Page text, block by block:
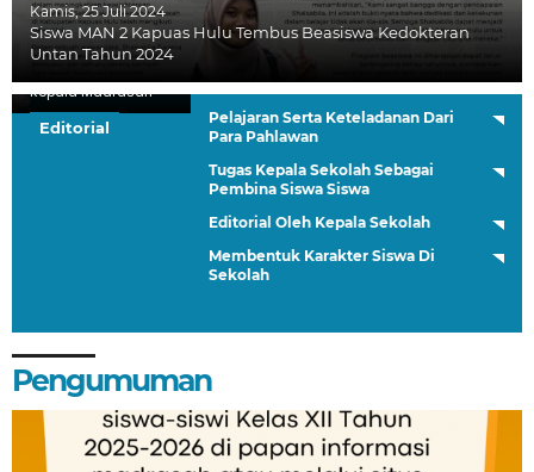
Kamis, 25 Juli 2024
Siswa MAN 2 Kapuas Hulu Tembus Beasiswa Kedokteran
Untan Tahun 2024
Editorial
Kepala Madrasah
Pelajaran Serta Keteladanan Dari
Para Pahlawan
Tugas Kepala Sekolah Sebagai
Pembina Siswa Siswa
Editorial Oleh Kepala Sekolah
Membentuk Karakter Siswa Di
Sekolah
Pengumuman